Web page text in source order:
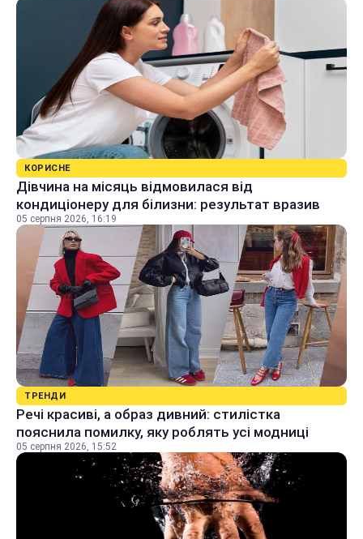
КОРИСНЕ
Дівчина на місяць відмовилася від
кондиціонеру для білизни: результат вразив
05 серпня 2026, 16:19
ТРЕНДИ
Речі красиві, а образ дивний: стилістка
пояснила помилку, яку роблять усі модниці
05 серпня 2026, 15:52